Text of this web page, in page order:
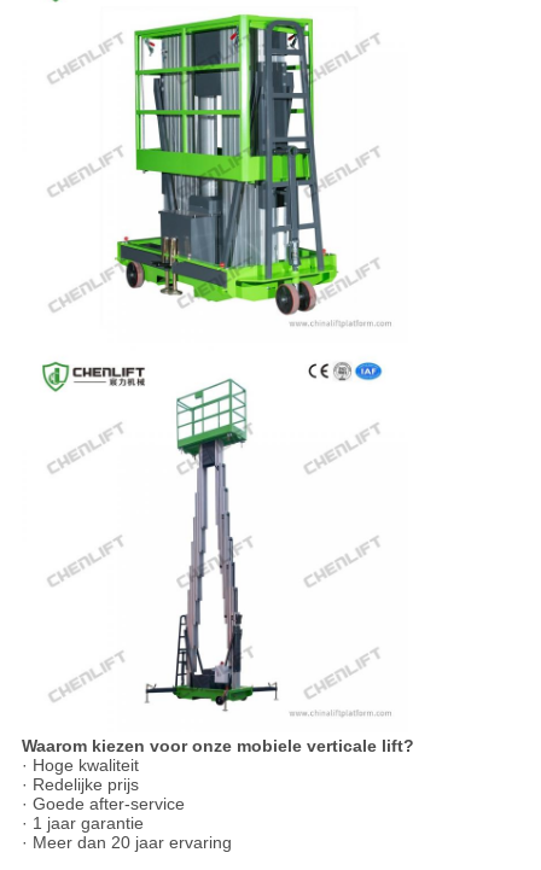
Waarom kiezen voor onze mobiele verticale lift?
· Hoge kwaliteit
· Redelijke prijs
· Goede after-service
· 1 jaar garantie
· Meer dan 20 jaar ervaring